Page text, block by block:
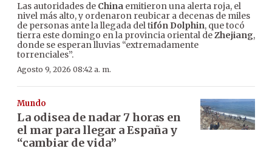
Las autoridades de China emitieron una alerta roja, el
nivel más alto, y ordenaron reubicar a decenas de miles
de personas ante la llegada del tifón Dolphin, que tocó
tierra este domingo en la provincia oriental deZhejiang,
donde se esperan lluvias “extremadamente
torrenciales”.
Agosto 9, 2026 08:42 a. m.
Mundo
La odisea de nadar 7 horas en
el mar para llegar a España y
“cambiar de vida”